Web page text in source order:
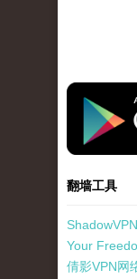
翻墙工具
ShadowVPN
Your
倩影VPN网